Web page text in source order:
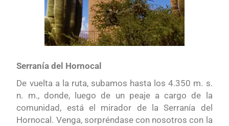
Serranía del Hornocal
De vuelta a la ruta, subamos hasta los 4.350 m. s.
n. m., donde, luego de un peaje a cargo de la
comunidad, está el mirador de la Serranía del
Hornocal. Venga, sorpréndase con nosotros con la